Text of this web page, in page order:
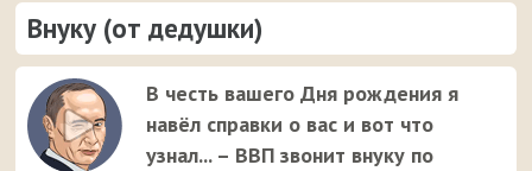
Внуку (от дедушки)
В честь вашего Дня рождения я
навёл справки о вас и вот что
узнал... – ВВП звонит внуку по